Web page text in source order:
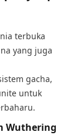
terbuka
yang juga
gacha,
untuk
Wuthering